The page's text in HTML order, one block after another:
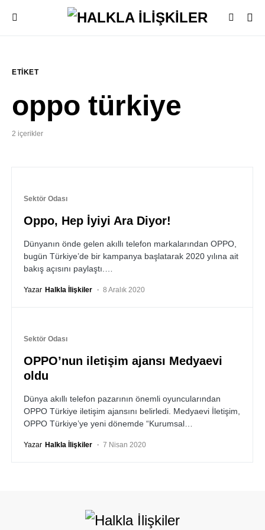
ETIKET
oppo türkiye
2 içerikler
Sektör Odası
Oppo, Hep İyiyi Ara Diyor!
Dünyanın önde gelen akıllı telefon markalarından OPPO,
bugün Türkiye’de bir kampanya başlatarak 2020 yılına ait
bakış açısını paylaştı.…
Yazar Halkla İlişkiler 8 Aralık 2020
Sektör Odası
OPPO’nun iletişim ajansı Medyaevi
oldu
Dünya akıllı telefon pazarının önemli oyuncularından
OPPO Türkiye iletişim ajansını belirledi. Medyaevi İletişim,
OPPO Türkiye’ye yeni dönemde “Kurumsal…
Yazar Halkla İlişkiler 7 Nisan 2020